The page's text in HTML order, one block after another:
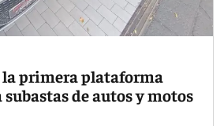
la primera plataforma
subastas de autos y motos